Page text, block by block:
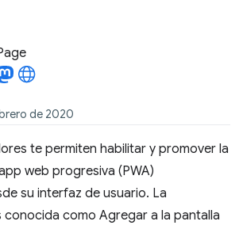
de 2020
te permiten habilitar y promover la
web progresiva (PWA)
su interfaz de usuario. La
conocida como Agregar a la pantalla